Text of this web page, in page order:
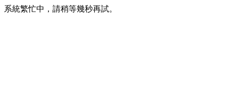
系統繁忙中，請稍等幾秒再試。